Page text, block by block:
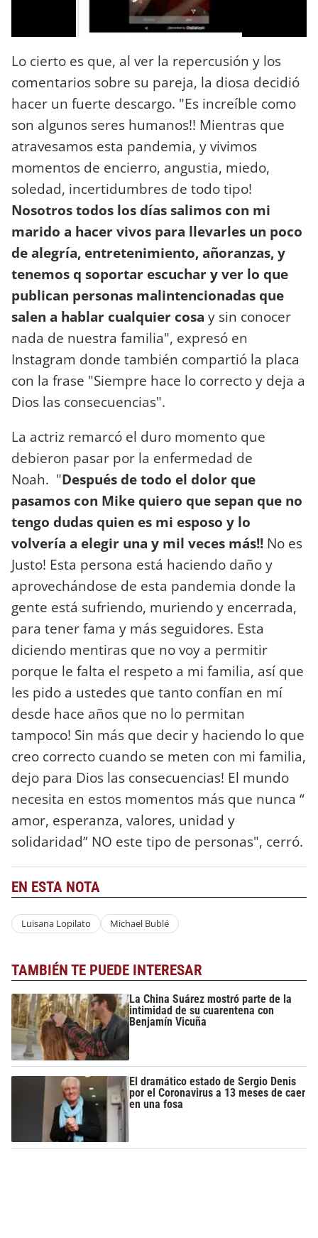
Lo cierto es que, al ver la repercusión y los
comentarios sobre su pareja, la diosa decidió
hacer un fuerte descargo. "Es increíble como
son algunos seres humanos!! Mientras que
atravesamos esta pandemia, y vivimos
momentos de encierro, angustia, miedo,
soledad, incertidumbres de todo tipo!
Nosotros todos los días salimos con mi
marido a hacer vivos para llevarles un poco
de alegría, entretenimiento, añoranzas, y
tenemos q soportar escuchar y ver lo que
publican personas malintencionadas que
salen a hablar cualquier cosa y sin conocer
nada de nuestra familia", expresó en
Instagram donde también compartió la placa
con la frase "Siempre hace lo correcto y deja a
Dios las consecuencias".
La actriz remarcó el duro momento que
debieron pasar por la enfermedad de
Noah. "Después de todo el dolor que
pasamos con Mike quiero que sepan que no
tengo dudas quien es mi esposo y lo
volvería a elegir una y mil veces más!! No es
Justo! Esta persona está haciendo daño y
aprovechándose de esta pandemia donde la
gente está sufriendo, muriendo y encerrada,
para tener fama y más seguidores. Esta
diciendo mentiras que no voy a permitir
porque le falta el respeto a mi familia, así que
les pido a ustedes que tanto confían en mí
desde hace años que no lo permitan
tampoco! Sin más que decir y haciendo lo que
creo correcto cuando se meten con mi familia,
dejo para Dios las consecuencias! El mundo
necesita en estos momentos más que nunca “
amor, esperanza, valores, unidad y
solidaridad” NO este tipo de personas", cerró.
EN ESTA NOTA
Luisana Lopilato Michael Bublé
TAMBIÉN TE PUEDE INTERESAR
La China Suárez mostró parte de la
intimidad de su cuarentena con
Benjamín Vicuña
El dramático estado de Sergio Denis
por el Coronavirus a 13 meses de caer
en una fosa